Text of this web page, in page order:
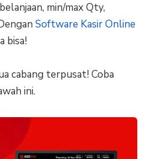
min/max Qty,
Software Kasir Online
bisa!
cabang terpusat! Coba
ini.